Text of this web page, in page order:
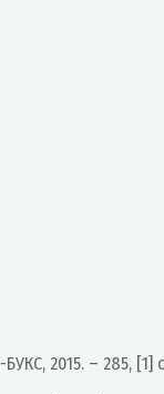
2015. – 285, [1]